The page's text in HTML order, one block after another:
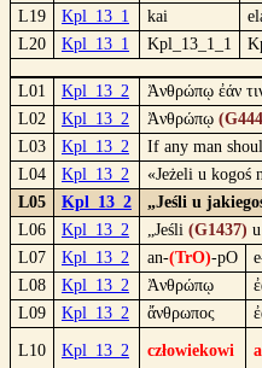
L19
Kpl_13_1 kai
L20
Kpl_13_1 Kpl_13_1_1
L01 Kpl_13_2
Ἀνθρώπῳ ἐάν
L02
Kpl_13_2 Ἀνθρώπῳ
L03
Kpl_13_2
If any man
L04
Kpl_13_2
«Jeżeli u kogoś
L05
Kpl_13_2
„Jeśli u
L06
Kpl_13_2 „Jeśli (G1437)
L07
Kpl_13_2 an-(TrO)-pO
L08
Kpl_13_2 Ἀνθρώπῳ
L09
Kpl_13_2 ἄνθρωπος
L10 Kpl_13_2 człowiekowi